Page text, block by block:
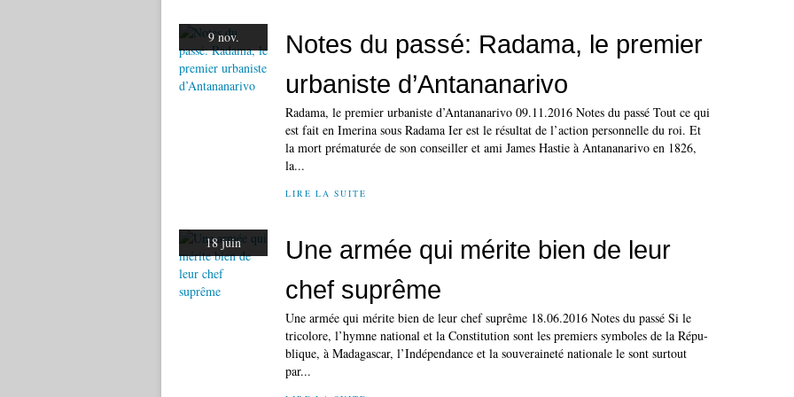
9 nov.
Notes du passé: Radama, le premier
urbaniste d’Antananarivo
Radama, le premier urbaniste d’Antananarivo 09.11.2016 Notes du passé Tout ce qui
est fait en Imerina sous Radama Ier est le résultat de l’action personnelle du roi. Et
la mort prématurée de son conseiller et ami James Hastie à Antananarivo en 1826,
la...
LIRE LA SUITE
18 juin
Une armée qui mérite bien de leur
chef suprême
Une armée qui mérite bien de leur chef suprême 18.06.2016 Notes du passé Si le
tricolore, l’hymne national et la Consti­tution sont les premiers symboles de la Répu­
blique, à Madagascar, l’Indépendance et la souveraineté nationale le sont surtout
par...